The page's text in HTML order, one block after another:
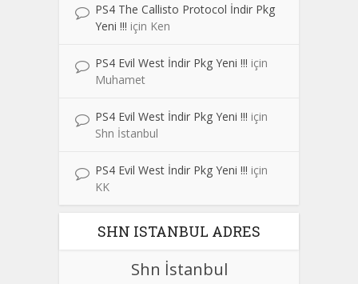
PS4 The Callisto Protocol İndir Pkg
Yeni !!! için Ken
PS4 Evil West İndir Pkg Yeni !!! için
Muhamet
PS4 Evil West İndir Pkg Yeni !!! için
Shn İstanbul
PS4 Evil West İndir Pkg Yeni !!! için
KK
SHN ISTANBUL ADRES
Shn İstanbul